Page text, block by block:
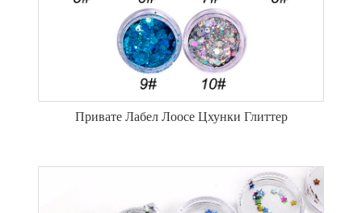
Привате Лабел Лоосе Цхунки Глиттер